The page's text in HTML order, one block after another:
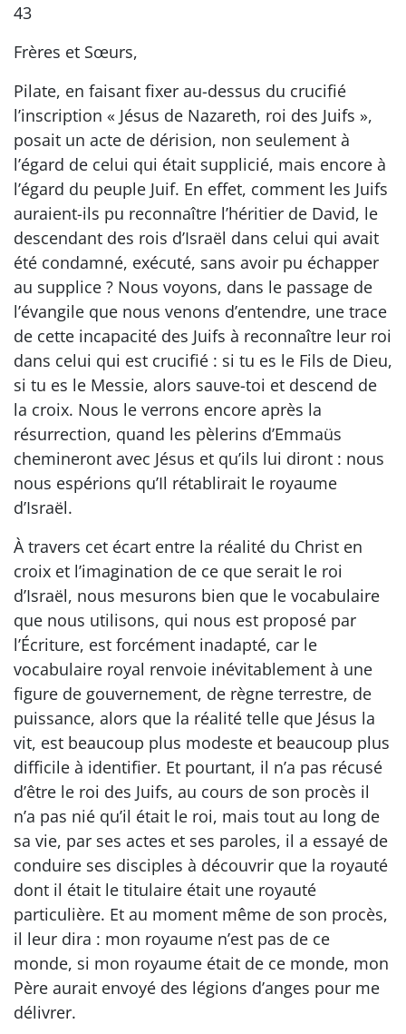
43
Frères et Sœurs,
Pilate, en faisant fixer au-dessus du crucifié
l’inscription « Jésus de Nazareth, roi des Juifs »,
posait un acte de dérision, non seulement à
l’égard de celui qui était supplicié, mais encore à
l’égard du peuple Juif. En effet, comment les Juifs
auraient-ils pu reconnaître l’héritier de David, le
descendant des rois d’Israël dans celui qui avait
été condamné, exécuté, sans avoir pu échapper
au supplice ? Nous voyons, dans le passage de
l’évangile que nous venons d’entendre, une trace
de cette incapacité des Juifs à reconnaître leur roi
dans celui qui est crucifié : si tu es le Fils de Dieu,
si tu es le Messie, alors sauve-toi et descend de
la croix. Nous le verrons encore après la
résurrection, quand les pèlerins d’Emmaüs
chemineront avec Jésus et qu’ils lui diront : nous
nous espérions qu’Il rétablirait le royaume
d’Israël.
À travers cet écart entre la réalité du Christ en
croix et l’imagination de ce que serait le roi
d’Israël, nous mesurons bien que le vocabulaire
que nous utilisons, qui nous est proposé par
l’Écriture, est forcément inadapté, car le
vocabulaire royal renvoie inévitablement à une
figure de gouvernement, de règne terrestre, de
puissance, alors que la réalité telle que Jésus la
vit, est beaucoup plus modeste et beaucoup plus
difficile à identifier. Et pourtant, il n’a pas récusé
d’être le roi des Juifs, au cours de son procès il
n’a pas nié qu’il était le roi, mais tout au long de
sa vie, par ses actes et ses paroles, il a essayé de
conduire ses disciples à découvrir que la royauté
dont il était le titulaire était une royauté
particulière. Et au moment même de son procès,
il leur dira : mon royaume n’est pas de ce
monde, si mon royaume était de ce monde, mon
Père aurait envoyé des légions d’anges pour me
délivrer.